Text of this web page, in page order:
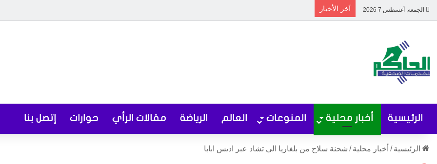
الجمعة, أغسطس 7 2026 آخر الأخبار
الرئيسية أخبار محلية المنوعات العالم الرياضة مقالات الرأي حوارات إتصل بنا
الرئيسية / أخبار محلية / شحنة سلاح من بلغاريا الي تشاد عبر اديس ابابا